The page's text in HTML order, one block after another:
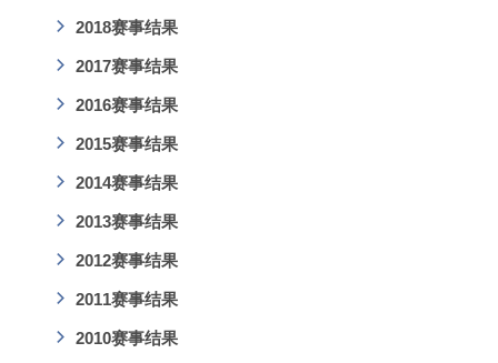
2018赛事结果
2017赛事结果
2016赛事结果
2015赛事结果
2014赛事结果
2013赛事结果
2012赛事结果
2011赛事结果
2010赛事结果